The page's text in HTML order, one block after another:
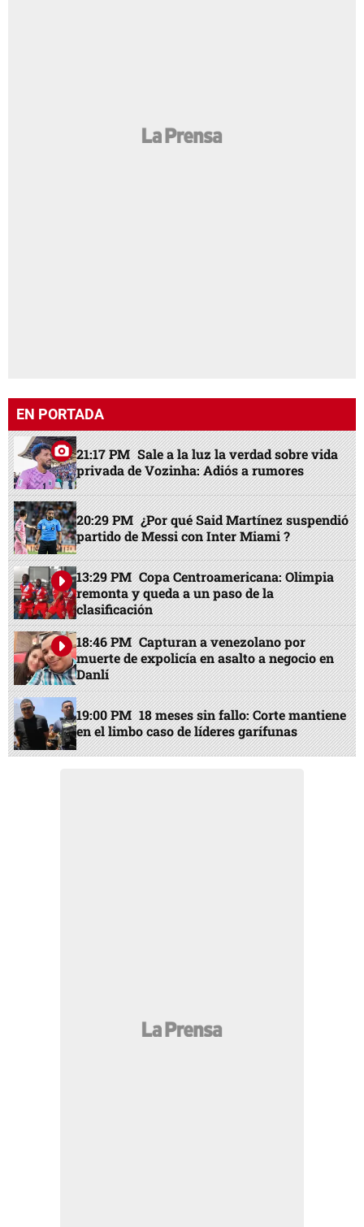
EN PORTADA
21:17 PM Sale a la luz la verdad sobre vida
privada de Vozinha: Adiós a rumores
20:29 PM ¿Por qué Said Martínez suspendió
partido de Messi con Inter Miami ?
13:29 PM Copa Centroamericana: Olimpia
remonta y queda a un paso de la
clasificación
18:46 PM Capturan a venezolano por
muerte de expolicía en asalto a negocio en
Danlí
19:00 PM 18 meses sin fallo: Corte mantiene
en el limbo caso de líderes garífunas